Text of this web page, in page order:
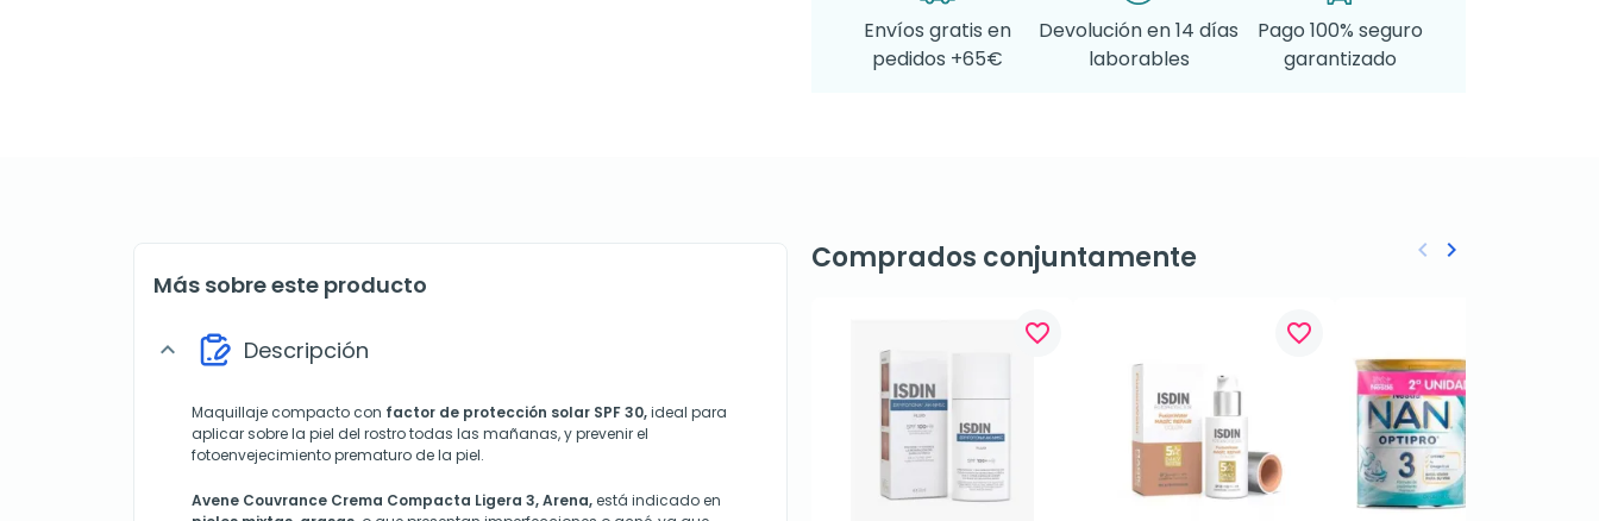
Envíos gratis en
pedidos +65€
Devolución en 14 días
laborables
Pago 100% seguro
garantizado
Más sobre este producto
expand_more Descripción
Maquillaje compacto con factor de protección solar SPF 30,ideal para
aplicar sobre la piel del rostro todas las mañanas, y prevenir el
fotoenvejecimiento prematuro de la piel.
Avene Couvrance Crema Compacta Ligera 3, Arena,está indicado en
Comprados conjuntamente
favorite_border favorite_border
Anterior
keyboard_arrow_left Siguiente
keyboard_arrow_right